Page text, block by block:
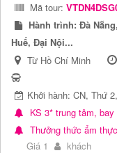
Mã tour:
Hành trình: Đà
Huế, Đại Nội...
Từ Hồ Chí Minh
Khởi hành: CN, Thứ
KS 3* trung tâm,
Thưởng thức ẩm
Giá 1
khách